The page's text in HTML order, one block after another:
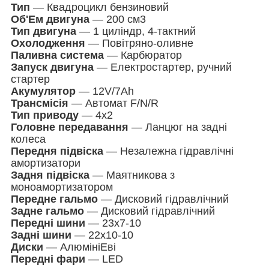
Тип — Квадроцикл бензиновий
Об'Ем двигуна — 200 см3
Тип двигуна — 1 циліндр, 4-тактний
Охолодження — Повітряно-оливне
Паливна система — Карбюратор
Запуск двигуна — Електростартер, ручний
стартер
Акумулятор — 12V/7Ah
Трансмісія — Автомат F/N/R
Тип приводу — 4х2
Головне передавання — Ланцюг на задні
колеса
Передня підвіска — Незалежна гідравлічні
амортизатори
Задня підвіска — Маятникова з
моноамортизатором
Передне гальмо — Дисковий гідравлічний
Задне гальмо — Дисковий гідравлічний
Передні шини — 23х7-10
Задні шини — 22х10-10
Диски — АлюмініЕві
Передні фари — LED